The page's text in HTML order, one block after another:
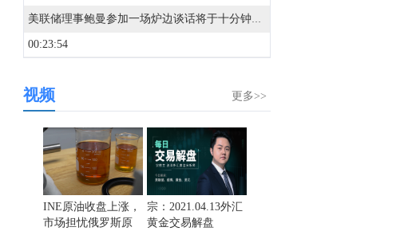
美联储理事鲍曼参加一场炉边谈话将于十分钟后公布。
00:23:54
00:06:51
22:56:09
22:53:12
更多>>
视频
INE原油收盘上涨，
市场担忧俄罗斯原
宗：2021.04.13外汇
黄金交易解盘